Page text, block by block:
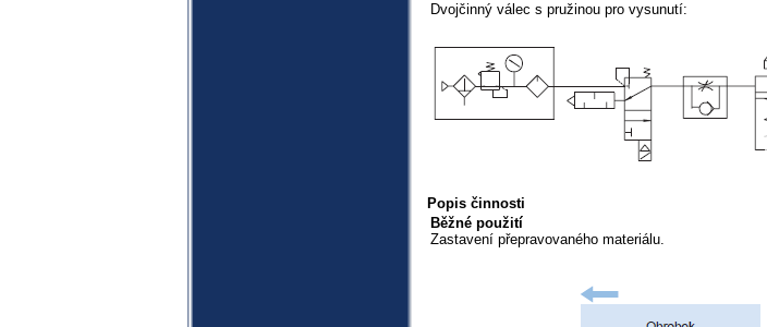
Dvojčinný válec s pružinou pro vysunutí:
Popis činnosti
Běžné použití
Zastavení přepravovaného materiálu.